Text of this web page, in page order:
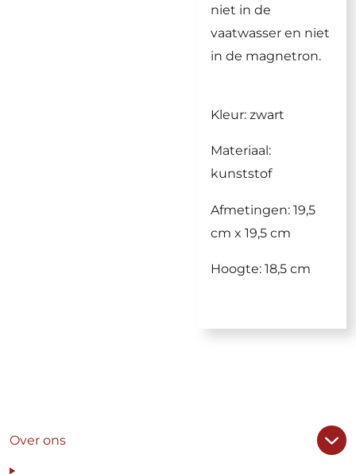
niet in de
vaatwasser en niet
in de magnetron.
Kleur: zwart
Materiaal:
kunststof
Afmetingen: 19,5
cm x 19,5 cm
Hoogte: 18,5 cm
Over ons